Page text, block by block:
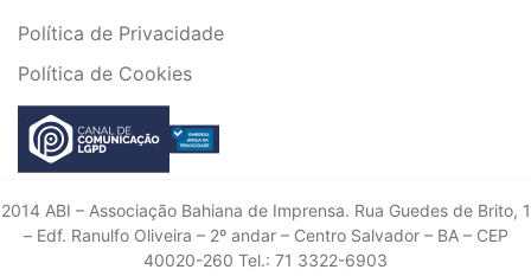
Política de Privacidade
Política de Cookies
2014 ABI – Associação Bahiana de Imprensa. Rua Guedes de Brito, 1
– Edf. Ranulfo Oliveira – 2º andar – Centro Salvador – BA – CEP
40020-260 Tel.: 71 3322-6903